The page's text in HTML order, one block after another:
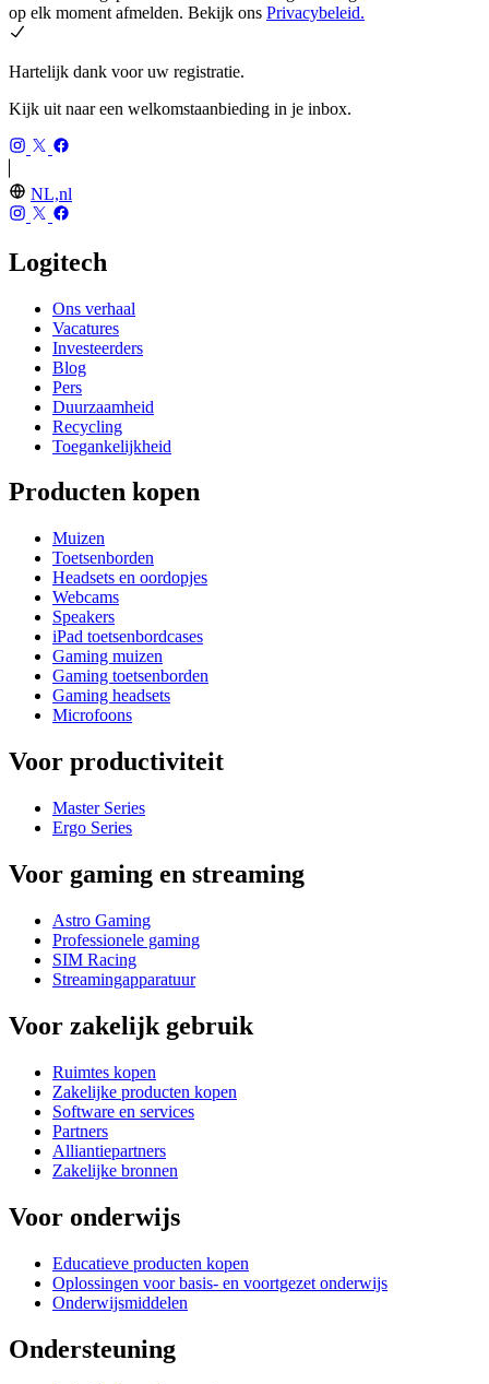
op elk moment afmelden. Bekijk ons Privacybeleid.
Hartelijk dank voor uw registratie.
Kijk uit naar een welkomstaanbieding in je inbox.
NL,nl
Logitech
Ons verhaal
Vacatures
Investeerders
Blog
Pers
Duurzaamheid
Recycling
Toegankelijkheid
Producten kopen
Muizen
Toetsenborden
Headsets en oordopjes
Webcams
Speakers
iPad toetsenbordcases
Gaming muizen
Gaming toetsenborden
Gaming headsets
Microfoons
Voor productiviteit
Master Series
Ergo Series
Voor gaming en streaming
Astro Gaming
Professionele gaming
SIM Racing
Streamingapparatuur
Voor zakelijk gebruik
Ruimtes kopen
Zakelijke producten kopen
Software en services
Partners
Alliantiepartners
Zakelijke bronnen
Voor onderwijs
Educatieve producten kopen
Oplossingen voor basis- en voortgezet onderwijs
Onderwijsmiddelen
Ondersteuning